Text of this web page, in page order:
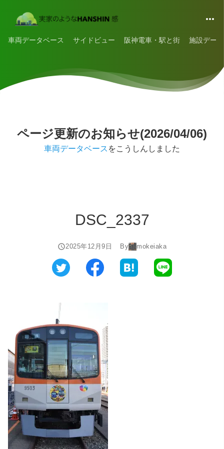
車両データベース サイドビュー 阪神電車・駅と街 施設デー
ページ更新のお知らせ(2026/04/06)
車両データベース をこうしんしました
DSC_2337
2025年12月9日 By mokeiaka